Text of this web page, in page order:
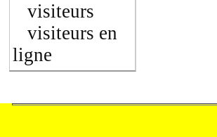
visiteurs
visiteurs en
ligne